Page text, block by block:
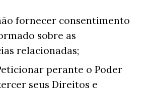
fornecer consentimento
sobre as
relacionadas;
perante o Poder
seus Direitos e